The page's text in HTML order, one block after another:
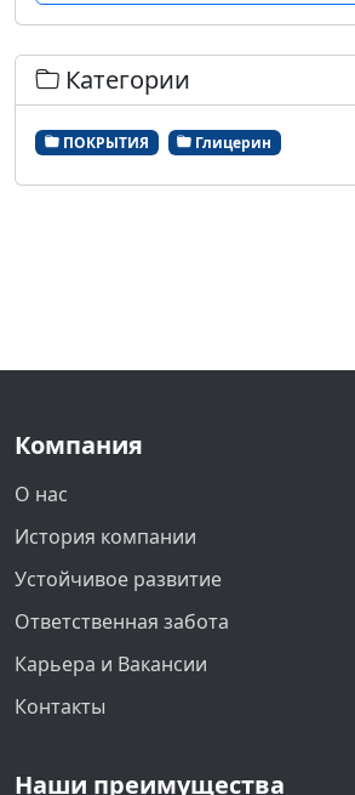
Категории
ПОКРЫТИЯ Глицерин
Компания
О нас
История компании
Устойчивое развитие
Ответственная забота
Карьера и Вакансии
Контакты
Наши преимущества